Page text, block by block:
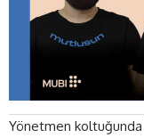
Yönetmen koltuğunda